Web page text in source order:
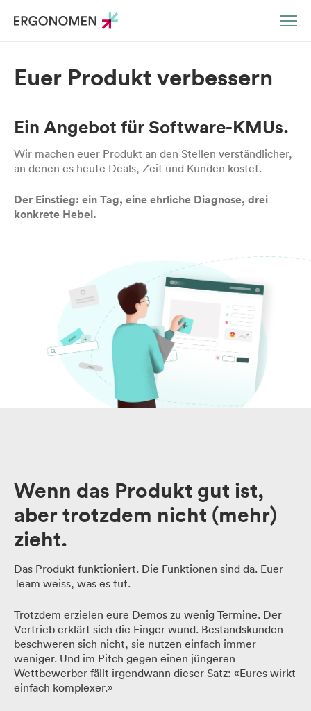
Euer Produkt verbessern
Ein Angebot für Software-KMUs.
Wir machen euer Produkt an den Stellen verständlicher,
an denen es heute Deals, Zeit und Kunden kostet.
Der Einstieg: ein Tag, eine ehrliche Diagnose, drei
konkrete Hebel.
Wenn das Produkt gut ist,
aber trotzdem nicht (mehr)
zieht.
Das Produkt funktioniert. Die Funktionen sind da. Euer
Team weiss, was es tut.
Trotzdem erzielen eure Demos zu wenig Termine. Der
Vertrieb erklärt sich die Finger wund. Bestandskunden
beschweren sich nicht, sie nutzen einfach immer
weniger. Und im Pitch gegen einen jüngeren
Wettbewerber fällt irgendwann dieser Satz: «Eures wirkt
einfach komplexer.»
DE EN